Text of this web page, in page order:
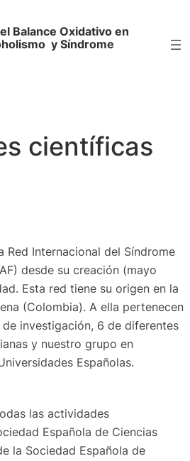
Balance Oxidativo en
y Síndrome
científicas
Red Internacional del Síndrome
desde su creación (mayo
Esta red tiene su origen en la
(Colombia). A ella pertenecen
investigación, 6 de diferentes
y nuestro grupo en
Españolas.
las actividades
Española de Ciencias
la Sociedad Española de